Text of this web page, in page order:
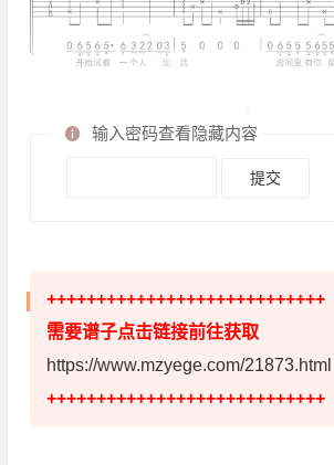
输入密码查看隐藏内容
++++++++++++++++++++++++++++
需要谱子点击链接前往获取
https://www.mzyege.com/21873.html
++++++++++++++++++++++++++++